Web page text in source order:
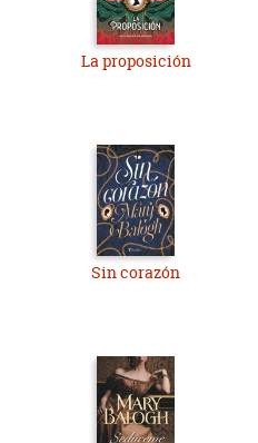
La proposición
Sin corazón